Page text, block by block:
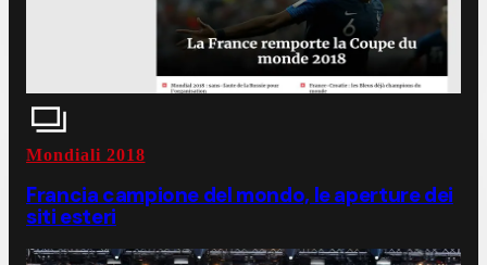
Mondiali 2018
Francia campione del mondo, le aperture dei
siti esteri